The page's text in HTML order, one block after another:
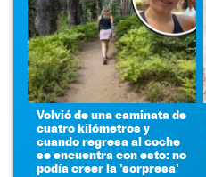
Volvió de una caminata de
cuatro kilómetros y
cuando regresa al coche
se encuentra con esto: no
podía creer la 'sorpresa'